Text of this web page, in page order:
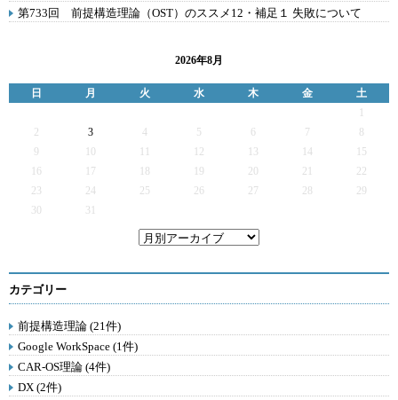
第733回 前提構造理論（OST）のススメ12・補足１ 失敗について
2026年8月
日 月 火 水 木 金
土
2
3 4 5 6 7
9
12 13 14
15
16
17 19 20 21
22
23
24 25 26 27 28
29
30
31
カテゴリー
前提構造理論 (21件)
Google WorkSpace (1件)
CAR-OS理論 (4件)
DX (2件)